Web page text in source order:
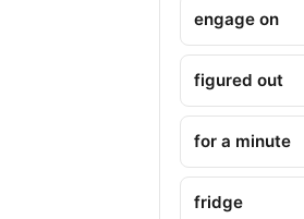
engage on
figured out
for a minute
fridge